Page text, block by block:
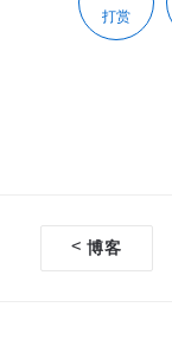
打赏
< 博客